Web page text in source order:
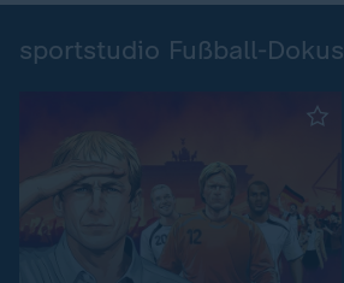
sportstudio Fußball-Dokus